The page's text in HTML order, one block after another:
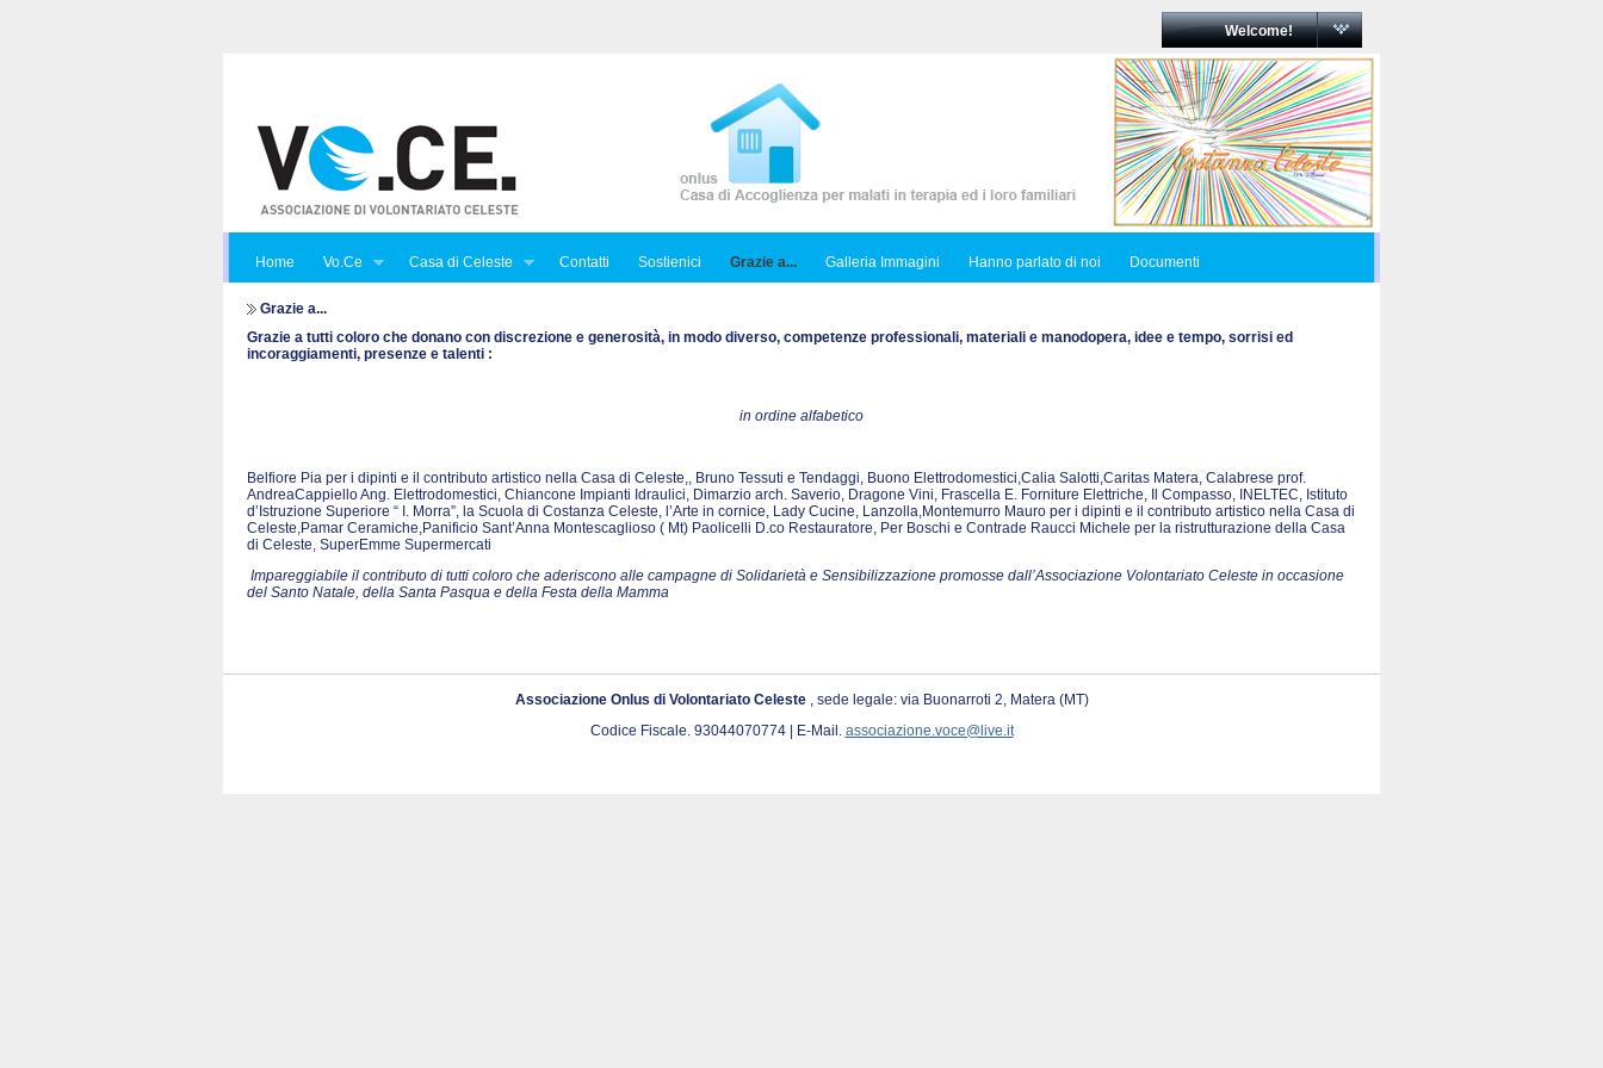
Welcome!
Home Vo.Ce Casa di Celeste Contatti Sostienici Grazie a... Galleria Immagini Hanno parlato di noi Documenti
Grazie a...
Grazie a tutti coloro che donano con discrezione e generosità, in modo diverso, competenze professionali, materiali e manodopera, idee e tempo, sorrisi ed
incoraggiamenti, presenze e talenti :
in ordine alfabetico
Belfiore Pia per i dipinti e il contributo artistico nella Casa di Celeste,, Bruno Tessuti e Tendaggi, Buono Elettrodomestici,Calia Salotti,Caritas Matera, Calabrese prof.
AndreaCappiello Ang. Elettrodomestici, Chiancone Impianti Idraulici, Dimarzio arch. Saverio, Dragone Vini, Frascella E. Forniture Elettriche, Il Compasso, INELTEC, Istituto
d’Istruzione Superiore “ I. Morra”, la Scuola di Costanza Celeste, l’Arte in cornice, Lady Cucine, Lanzolla,Montemurro Mauro per i dipinti e il contributo artistico nella Casa di
Celeste,Pamar Ceramiche,Panificio Sant’Anna Montescaglioso ( Mt) Paolicelli D.co Restauratore, Per Boschi e Contrade Raucci Michele per la ristrutturazione della Casa
di Celeste, SuperEmme Supermercati
Impareggiabile il contributo di tutti coloro che aderiscono alle campagne di Solidarietà e Sensibilizzazione promosse dall’Associazione Volontariato Celeste in occasione
del Santo Natale, della Santa Pasqua e della Festa della Mamma
Associazione Onlus di Volontariato Celeste , sede legale: via Buonarroti 2, Matera (MT)
Codice Fiscale. 93044070774 | E-Mail. associazione.voce@live.it